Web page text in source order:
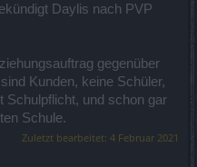
Daylis nach PVP
gegenüber
Kunden, keine Schüler,
Schulpflicht, und schon gar
Schule.
Zuletzt bearbeitet: 4 Februar 2021